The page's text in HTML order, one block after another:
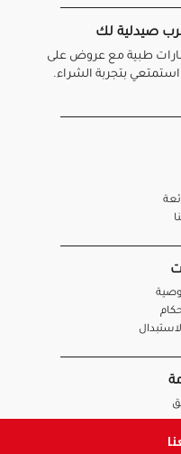
صيدلية لك
طبية مع عروض على
استمتعي بتجربة الشراء.